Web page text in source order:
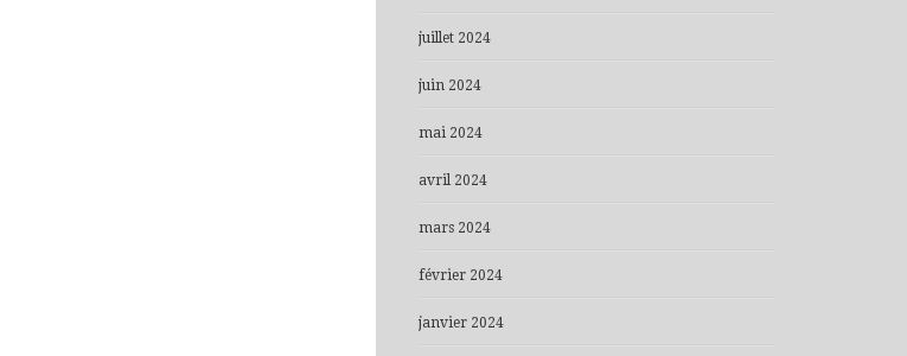
juillet 2024
juin 2024
mai 2024
avril 2024
mars 2024
février 2024
janvier 2024